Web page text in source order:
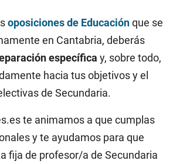
oposiciones de Educaciónque se
en Cantabria, deberás
específica y, sobre todo,
hacia tus objetivos y el
de Secundaria.
te animamos a que cumplas
y te ayudamos para que
fija de profesor/a de Secundaria